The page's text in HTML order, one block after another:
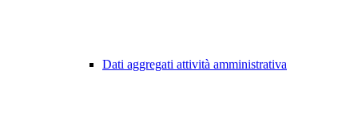
Dati aggregati attività amministrativa